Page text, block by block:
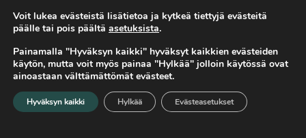
Etusivu Valikko Hae
”Talvi yllätti autoilijat”ei ole tavoiteltu tilanne
liiketoiminnassa.
Voit lukea evästeistä lisätietoa ja kytkeä tiettyjä evästeitä
päälle tai pois päältä asetuksista.
Painamalla "Hyväksyn kaikki" hyväksyt kaikkien evästeiden
käytön, mutta voit myös painaa "Hylkää" jolloin käytössä ovat
ainoastaan välttämättömät evästeet.
Hyväksyn kaikki Hylkää Evästeasetukset